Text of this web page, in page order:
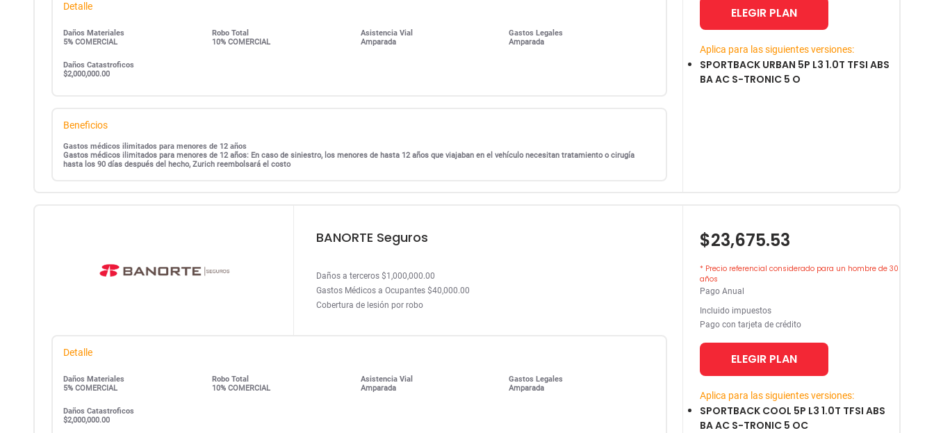
Detalle
Daños Materiales
5% COMERCIAL
Robo Total
10% COMERCIAL
Asistencia Vial
Amparada
Gastos Legales
Amparada
Daños Catastroficos
$2,000,000.00
Beneficios
Gastos médicos ilimitados para menores de 12 años
Gastos médicos ilimitados para menores de 12 años: En caso de siniestro, los menores de hasta 12 años que viajaban en el vehículo necesitan tratamiento o cirugía
hasta los 90 días después del hecho, Zurich reembolsará el costo
ELEGIR PLAN
Aplica para las siguientes versiones:
SPORTBACK URBAN 5P L3 1.0T TFSI ABS
BA AC S-TRONIC 5 O
BANORTE Seguros
Daños a terceros $1,000,000.00
Gastos Médicos a Ocupantes $40,000.00
Cobertura de lesión por robo
Detalle
Daños Materiales
5% COMERCIAL
Robo Total
10% COMERCIAL
Asistencia Vial
Amparada
Gastos Legales
Amparada
Daños Catastroficos
$2,000,000.00
$23,675.53
* Precio referencial considerado para un hombre de 30
años
Pago Anual
Incluido impuestos
Pago con tarjeta de crédito
ELEGIR PLAN
Aplica para las siguientes versiones:
SPORTBACK COOL 5P L3 1.0T TFSI ABS
BA AC S-TRONIC 5 OC